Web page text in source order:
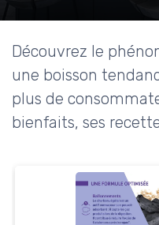
Découvrez le
une boisson
plus de
bienfaits, ses